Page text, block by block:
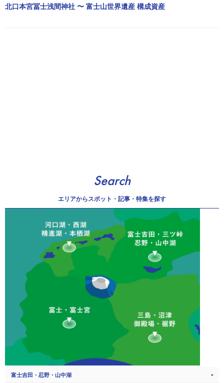
北口本宮冨士浅間神社 〜 富士山世界遺産 構成資産
Search
エリアから スポット・記事・特集を探す
富士吉田・忍野・山中湖